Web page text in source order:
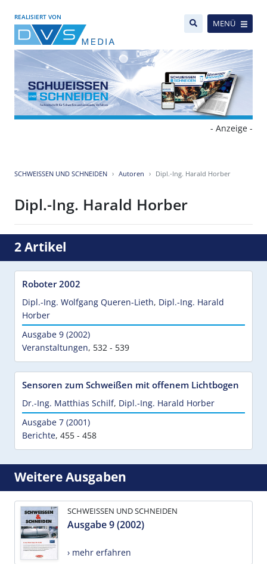
REALISIERT VON
MENÜ
- Anzeige -
SCHWEISSEN UND SCHNEIDEN Autoren Dipl.-Ing. Harald Horber
Dipl.-Ing. Harald Horber
2 Artikel
Roboter 2002
Dipl.-Ing. Wolfgang Queren-Lieth, Dipl.-Ing. Harald
Horber
Ausgabe 9 (2002)
Veranstaltungen, 532 - 539
Sensoren zum Schweißen mit offenem Lichtbogen
Dr.-Ing. Matthias Schilf, Dipl.-Ing. Harald Horber
Ausgabe 7 (2001)
Berichte, 455 - 458
Weitere Ausgaben
SCHWEISSEN UND SCHNEIDEN
Ausgabe 9 (2002)
› mehr erfahren